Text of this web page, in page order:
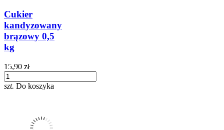
Cukier
kandyzowany
brązowy 0,5
kg
15,90 zł
szt. Do koszyka